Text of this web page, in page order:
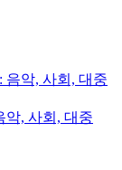
악, 사회, 대중